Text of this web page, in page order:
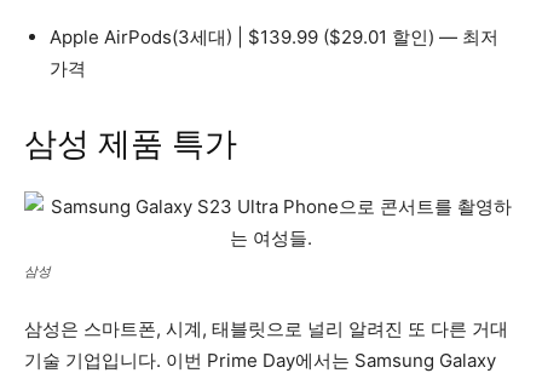
Apple AirPods(3세대) | $139.99 ($29.01 할인) — 최저
가격
삼성 제품 특가
삼성
삼성은 스마트폰, 시계, 태블릿으로 널리 알려진 또 다른 거대
기술 기업입니다. 이번 Prime Day에서는 Samsung Galaxy